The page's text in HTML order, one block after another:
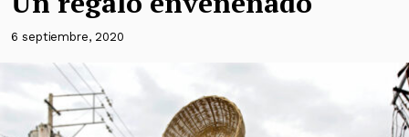
6 septiembre, 2020